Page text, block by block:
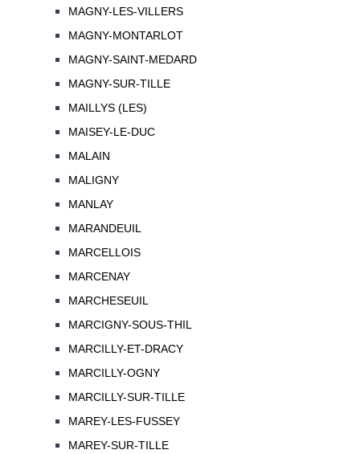
MAGNY-LES-VILLERS
MAGNY-MONTARLOT
MAGNY-SAINT-MEDARD
MAGNY-SUR-TILLE
MAILLYS (LES)
MAISEY-LE-DUC
MALAIN
MALIGNY
MANLAY
MARANDEUIL
MARCELLOIS
MARCENAY
MARCHESEUIL
MARCIGNY-SOUS-THIL
MARCILLY-ET-DRACY
MARCILLY-OGNY
MARCILLY-SUR-TILLE
MAREY-LES-FUSSEY
MAREY-SUR-TILLE